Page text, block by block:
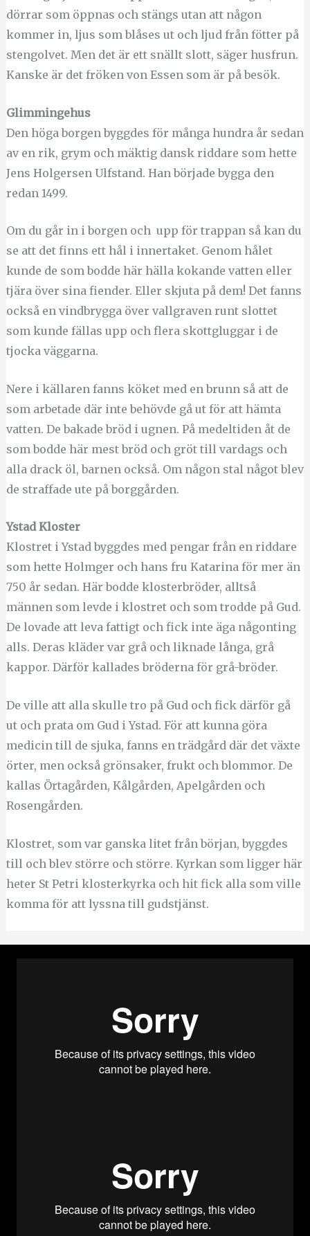
dörrar som öppnas och stängs utan att någon
kommer in, ljus som blåses ut och ljud från fötter på
stengolvet. Men det är ett snällt slott, säger husfrun.
Kanske är det fröken von Essen som är på besök.
Glimmingehus
Den höga borgen byggdes för många hundra år sedan
av en rik, grym och mäktig dansk riddare som hette
Jens Holgersen Ulfstand. Han började bygga den
redan 1499.
Om du går in i borgen och upp för trappan så kan du
se att det finns ett hål i innertaket. Genom hålet
kunde de som bodde här hälla kokande vatten eller
tjära över sina fiender. Eller skjuta på dem! Det fanns
också en vindbrygga över vallgraven runt slottet
som kunde fällas upp och flera skottgluggar i de
tjocka väggarna.
Nere i källaren fanns köket med en brunn så att de
som arbetade där inte behövde gå ut för att hämta
vatten. De bakade bröd i ugnen. På medeltiden åt de
som bodde här mest bröd och gröt till vardags och
alla drack öl, barnen också. Om någon stal något blev
de straffade ute på borggården.
Ystad Kloster
Klostret i Ystad byggdes med pengar från en riddare
som hette Holmger och hans fru Katarina för mer än
750 år sedan. Här bodde klosterbröder, alltså
männen som levde i klostret och som trodde på Gud.
De lovade att leva fattigt och fick inte äga någonting
alls. Deras kläder var grå och liknade långa, grå
kappor. Därför kallades bröderna för grå-bröder.
De ville att alla skulle tro på Gud och fick därför gå
ut och prata om Gud i Ystad. För att kunna göra
medicin till de sjuka, fanns en trädgård där det växte
örter, men också grönsaker, frukt och blommor. De
kallas Örtagården, Kålgården, Apelgården och
Rosengården.
Klostret, som var ganska litet från början, byggdes
till och blev större och större. Kyrkan som ligger här
heter St Petri klosterkyrka och hit fick alla som ville
komma för att lyssna till gudstjänst.